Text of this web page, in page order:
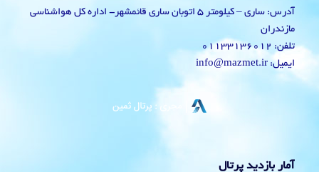
آدرس: ساری – کیلومتر 5 اتوبان ساری قائمشهر- اداره کل هواشناسی
مازندران
تلفن: 01133136012
ایمیل: info@mazmet.ir
آمار بازدید پرتال